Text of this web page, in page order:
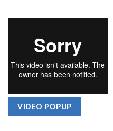
VIDEO POPUP